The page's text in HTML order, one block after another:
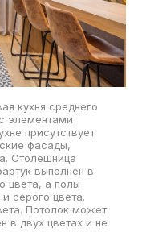
кухня среднего
элементами
присутствует
фасады,
Столешница
выполнен в
цвета, а полы
серого цвета.
Потолок может
в двух цветах и не